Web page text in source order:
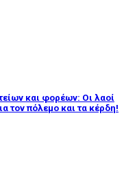
και φορέων: Οι λαοί
τον πόλεμο και τα κέρδη!